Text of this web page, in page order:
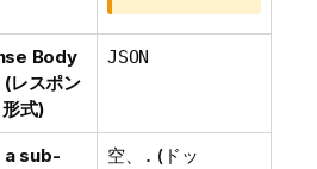
Body
スポン
式)
JSON
a sub-
空、 . (ドッ